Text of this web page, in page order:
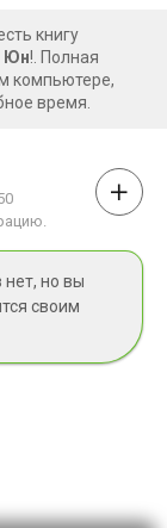
книгу
Юн!. Полная
компьютере,
время.
но вы
своим